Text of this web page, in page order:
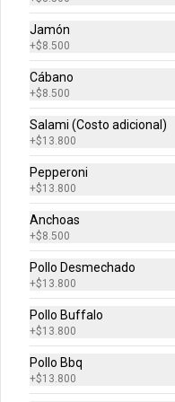
Acompañantes
Jamón
+$8.500
Cábano
+$8.500
Salami (Costo adicional)
+$13.800
Pepperoni
+$13.800
Anchoas
+$8.500
Pollo Desmechado
+$13.800
Pollo Buffalo
+$13.800
Pollo Bbq
+$13.800